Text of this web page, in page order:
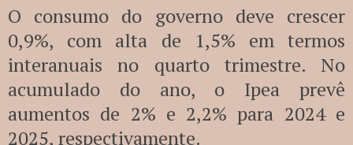
O consumo do governo deve crescer
0,9%, com alta de 1,5% em termos
interanuais no quarto trimestre. No
acumulado do ano, o Ipea prevê
aumentos de 2% e 2,2% para 2024 e
2025, respectivamente.